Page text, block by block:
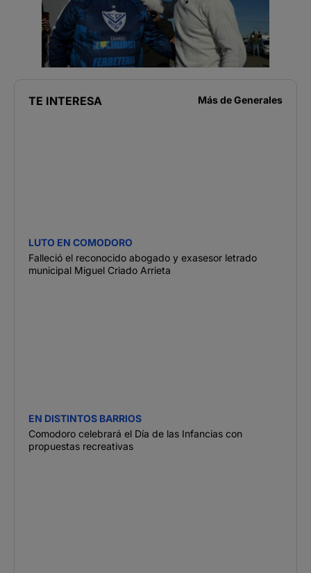
TE INTERESA Más deGenerales
LUTO EN COMODORO
Falleció el reconocido abogado y exasesor letrado
municipal Miguel Criado Arrieta
EN DISTINTOS BARRIOS
Comodoro celebrará el Día de las Infancias con
propuestas recreativas